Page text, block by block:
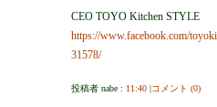
CEO TOYO Kitchen STYLE
https://www.facebook.com/
31578/
投稿者 nabe : 11:40 |コメント (0)